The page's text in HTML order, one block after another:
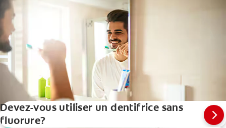
précoce et soulage la sensibilité dentaire.
Devez-vous utiliser un dentifrice sans
fluorure?